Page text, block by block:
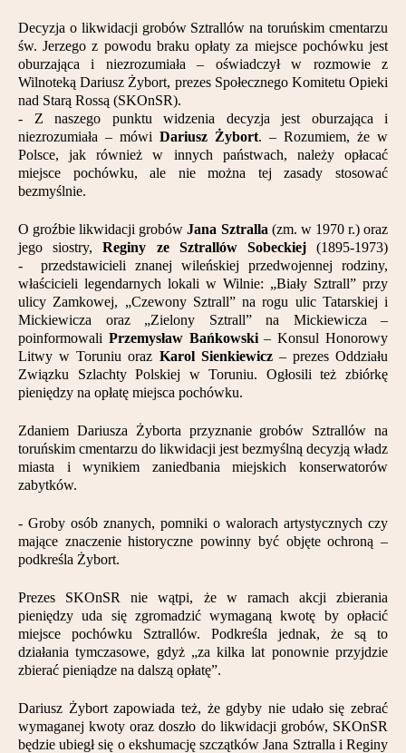
Decyzja o likwidacji grobów Sztrallów na toruńskim cmentarzu
św. Jerzego z powodu braku opłaty za miejsce pochówku jest
oburzająca i niezrozumiała – oświadczył w rozmowie z
Wilnoteką Dariusz Żybort, prezes Społecznego Komitetu Opieki
nad Starą Rossą (SKOnSR).
- Z naszego punktu widzenia decyzja jest oburzająca i
niezrozumiała – mówi Dariusz Żybort. – Rozumiem, że w
Polsce, jak również w innych państwach, należy opłacać
miejsce pochówku, ale nie można tej zasady stosować
bezmyślnie.
O groźbie likwidacji grobówJana Sztralla (zm. w 1970 r.) oraz
jego siostry,Reginy ze Sztrallów Sobeckiej(1895-1973)
- przedstawicieli znanej wileńskiej przedwojennej rodziny,
właścicieli legendarnych lokali w Wilnie: „Biały Sztrall” przy
ulicy Zamkowej, „Czewony Sztrall” na rogu ulic Tatarskiej i
Mickiewicza oraz „Zielony Sztrall” na Mickiewicza –
poinformowali Przemysław Bańkowski– Konsul Honorowy
Litwy w Toruniu oraz Karol Sienkiewicz– prezes Oddziału
Związku Szlachty Polskiej w Toruniu. Ogłosili też zbiórkę
pieniędzy na opłatę miejsca pochówku.
Zdaniem Dariusza Żyborta przyznanie grobów Sztrallów na
toruńskim cmentarzu do likwidacji jest bezmyślną decyzją władz
miasta i wynikiem zaniedbania miejskich konserwatorów
zabytków.
- Groby osób znanych, pomniki o walorach artystycznych czy
mające znaczenie historyczne powinny być objęte ochroną –
podkreśla Żybort.
Prezes SKOnSR nie wątpi, że w ramach akcji zbierania
pieniędzy uda się zgromadzić wymaganą kwotę by opłacić
miejsce pochówku Sztrallów. Podkreśla jednak, że są to
działania tymczasowe, gdyż „za kilka lat ponownie przyjdzie
zbierać pieniądze na dalszą opłatę”.
Dariusz Żybort zapowiada też, że gdyby nie udało się zebrać
wymaganej kwoty oraz doszło do likwidacji grobów, SKOnSR
będzie ubiegł się o ekshumację szczątków Jana Sztralla i Reginy